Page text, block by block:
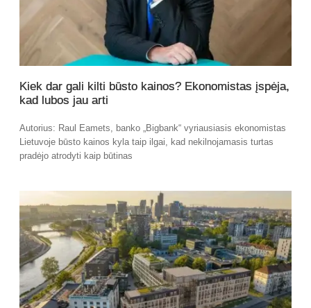
Kiek dar gali kilti būsto kainos? Ekonomistas įspėja,
kad lubos jau arti
Autorius: Raul Eamets, banko „Bigbank“ vyriausiasis ekonomistas
Lietuvoje būsto kainos kyla taip ilgai, kad nekilnojamasis turtas
pradėjo atrodyti kaip būtinas